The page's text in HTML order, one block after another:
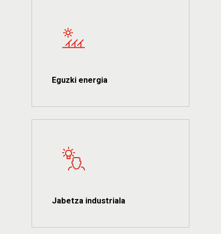
Eguzki energia
Jabetza industriala